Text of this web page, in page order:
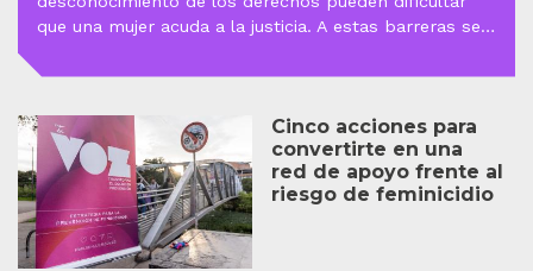
la preocupación por la seguridad de hijas e hijos y el
desconocimiento de los derechos pueden dificultar
suman los trámites complejos, las demoras, la
que pueden generar revictimización.
Cinco acciones para
convertirte en una
red de apoyo frente al